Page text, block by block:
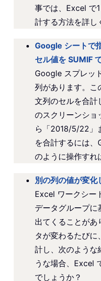
事では、Excel で
計する方法を詳し
Google シートで
セル値を SUMIF
Google スプレッ
列があります。こ
文列のセルを合計
のスクリーンシ
ら「2018/5/22」
を合計するには
のように操作すれ
別の列の値が変化
Excel ワークシー
データグループに
出てくることがあ
タが変わるたび
計し、次のような
うな場合、Excel
でしょうか？